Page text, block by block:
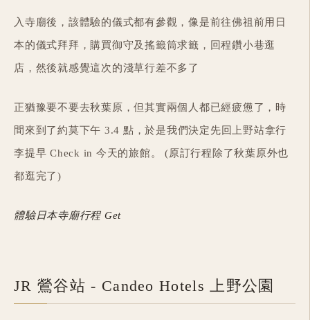
入寺廟後，該體驗的儀式都有參觀，像是前往佛祖前用日
本的儀式拜拜，購買御守及搖籤筒求籤，回程鑽小巷逛
店，然後就感覺這次的淺草行差不多了
正猶豫要不要去秋葉原，但其實兩個人都已經疲憊了，時
間來到了約莫下午 3.4 點，於是我們決定先回上野站拿行
李提早 Check in 今天的旅館。 (原訂行程除了秋葉原外也
都逛完了)
體驗日本寺廟行程 Get
JR 鶯谷站 - Candeo Hotels 上野公園